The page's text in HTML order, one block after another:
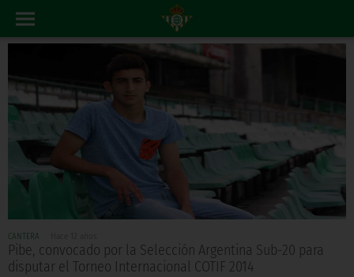
CANTERA
Pibe, convocado por la Selección Argentina Sub-20 para
disputar el Torneo Internacional COTIF 2014